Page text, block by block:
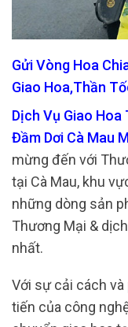
Gửi Vòng Hoa
Giao Hoa,Thần
Dịch Vụ Giao Hoa
Đầm Dơi Cà Mau
mừng đến với
tại Cà Mau, khu
những dòng sản
Thương Mại &
nhất.
Với sự cải cách
tiến của công